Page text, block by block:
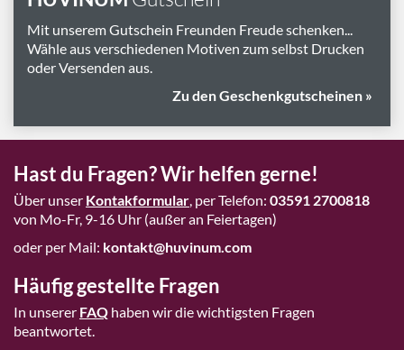
Mit unserem Gutschein Freunden Freude schenken...
Wähle aus verschiedenen Motiven zum selbst Drucken
oder Versenden aus.
Zu den Geschenkgutscheinen »
Hast du Fragen? Wir helfen gerne!
Über unser Kontakformular, per Telefon: 03591 2700818
von Mo-Fr, 9-16 Uhr (außer an Feiertagen)
oder per Mail: kontakt@huvinum.com
Häufig gestellte Fragen
In unserer FAQ haben wir die wichtigsten Fragen
beantwortet.